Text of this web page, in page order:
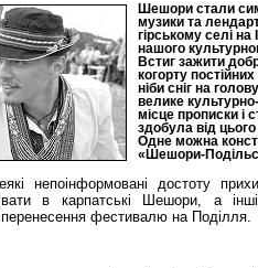
Шешори стали
музики та
гірському селі
нашого
Встиг зажити
когорту
ніби сніг на
велике
місце прописки і
здобула від
Одне можна
«Шешори-
непоінформовані достоту
в карпатські Шешори, а
перенесення фестивалю на Поділля.